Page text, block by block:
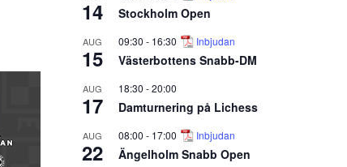
14 Stockholm Open
AUG
15
09:30 - 16:30 Inbjudan
Västerbottens Snabb-DM
AUG
17
18:30 -20:00
Damturnering på Lichess
AUG
22
08:00 - 17:00 Inbjudan
Ängelholm Snabb Open